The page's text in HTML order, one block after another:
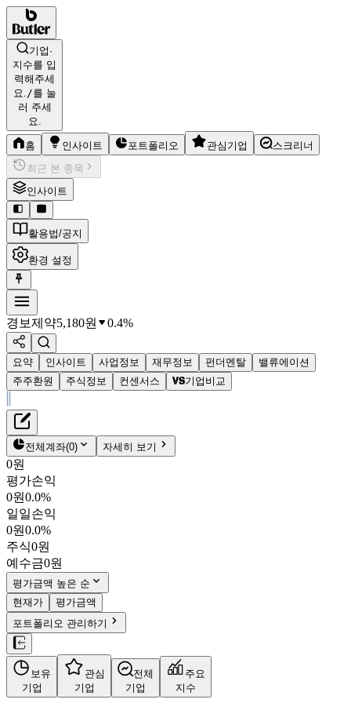
기업·
지수를 입
력해주세
요./를 눌
러 주세
요.
홈 인사이트 포트폴리오 관심기업
스크리너
최근 본 종목
인사이트
활용법/공지
환경 설정
경보제약5,180원 0.4%
요약 인사이트 사업정보 재무정보 펀더멘탈
밸류에이션
주주환원
주식정보 컨센서스 기업비교
경보제약
5,180원
214390
KOSPI
시가총액
PBR0.86
PER356.47
fPER 33.47
배당수익률0.97%
자사주비율-
결산월12월
26.06
4분기누적 분기
연도
10년
5년
재무정보
펀더멘탈
밸류에이션
주주환원
컨센서스
주식정보
전체계좌(0) 자세히 보기
0원
평가손익
0원0.0%
일일손익
0원0.0%
주식0원
예수금0원
평가금액 높은 순
현재가
평가금액
포트폴리오 관리하기
보유
기업
관심
기업
전체
기업
주요
지수